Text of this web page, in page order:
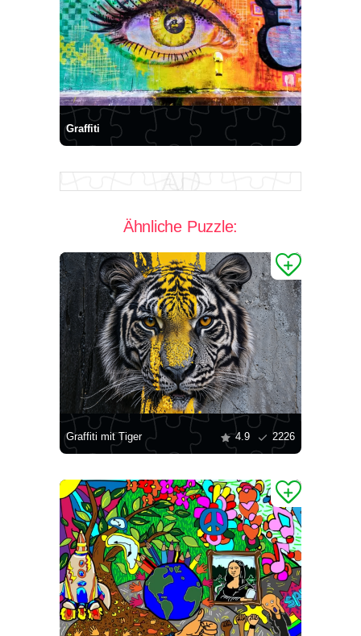
Graffiti
Ähnliche Puzzle:
Graffiti mit Tiger 4.9 2226